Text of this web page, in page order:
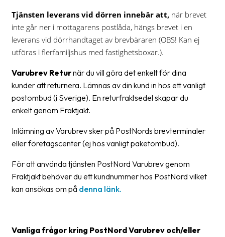
Kontakta
Villkor
Allmänna
villkor
Integritet
och
farligt
Tjänsten leverans vid dörren innebär att, när brevet
inte går ner i mottagarens postlåda, hängs brevet i en
leverans vid dörrhandtaget av brevbäraren (OBS! Kan ej
utföras i flerfamiljshus med fastighetsboxar.).
Varubrev Returnär du vill göra det enkelt för dina
kunder att returnera. Lämnas av din kund in hos ett vanligt
postombud (i Sverige). En returfraktsedel skapar du
enkelt genom Fraktjakt.
Inlämning av Varubrev sker på PostNords brevterminaler
eller företagscenter (ej hos vanligt paketombud).
För att använda tjänsten PostNord Varubrev genom
Fraktjakt behöver du ett kundnummer hos PostNord vilket
kan ansökas om på denna länk.
Vanliga frågor kring PostNord Varubrev och/eller